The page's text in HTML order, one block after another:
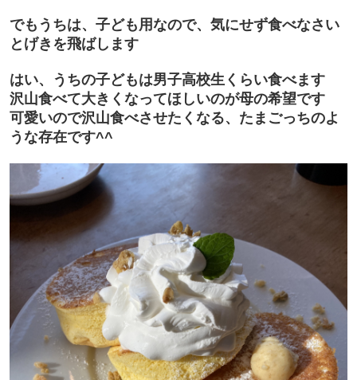
でもうちは、子ども用なので、気にせず食べなさい
とげきを飛ばします
はい、うちの子どもは男子高校生くらい食べます
沢山食べて大きくなってほしいのが母の希望です
可愛いので沢山食べさせたくなる、たまごっちのよ
うな存在です^^